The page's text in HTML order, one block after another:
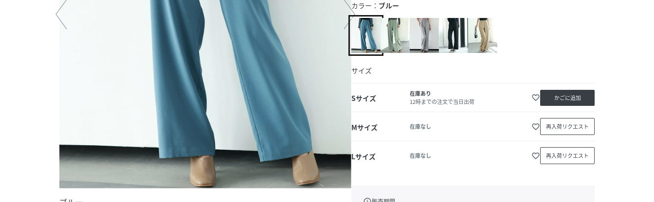
カラー： ブルー
サイズ
Sサイズ
在庫あり
12時までの注文で当日出荷
favorite_border かごに追加
Mサイズ 在庫なし favorite_border 再入荷リクエスト
Lサイズ 在庫なし favorite_border 再入荷リクエスト